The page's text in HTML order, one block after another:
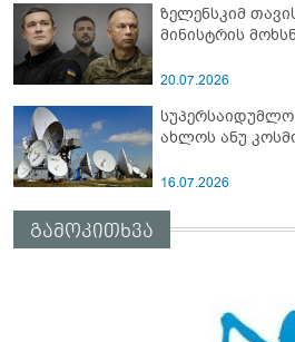
ზელენსკიმ
მინისტრის
20.07.2026
16.07.2026
გამოკითხვა